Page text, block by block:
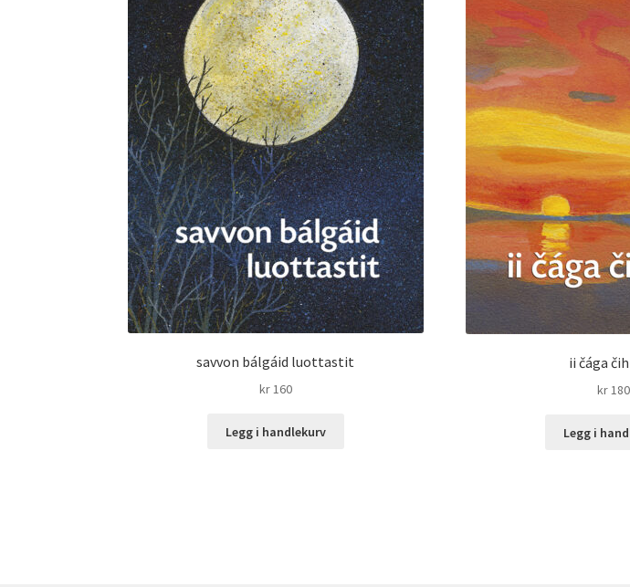
savvon bálgáid luottastit
kr160
Legg i handlekurv
ii čága
kr180
Legg i